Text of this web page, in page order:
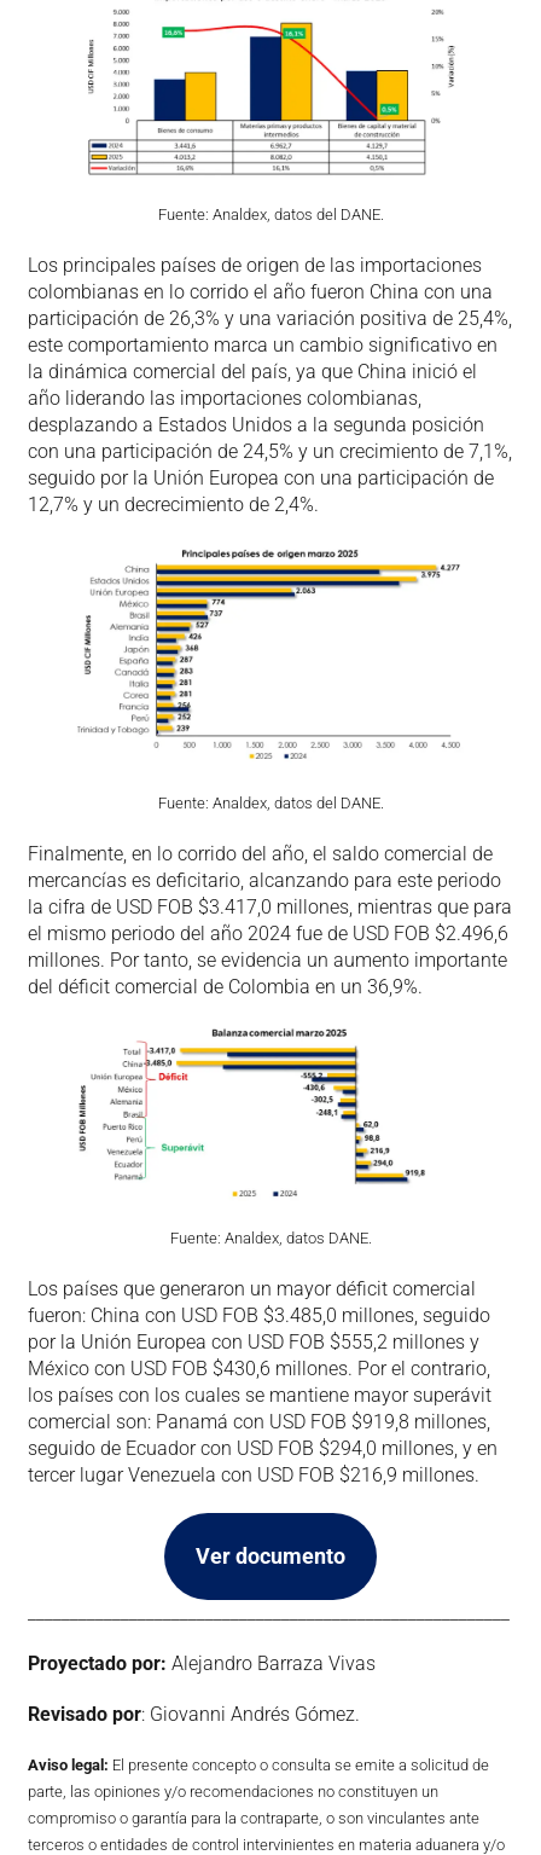
Fuente: Analdex, datos del DANE.
Los principales países de origen de las importaciones
colombianas en lo corrido el año fueron China con una
participación de 26,3% y una variación positiva de 25,4%,
este comportamiento marca un cambio significativo en
la dinámica comercial del país, ya que China inició el
año liderando las importaciones colombianas,
desplazando a Estados Unidos a la segunda posición
con una participación de 24,5% y un crecimiento de 7,1%,
seguido por la Unión Europea con una participación de
12,7% y un decrecimiento de 2,4%.
Fuente: Analdex, datos del DANE.
Finalmente, en lo corrido del año, el saldo comercial de
mercancías es deficitario, alcanzando para este periodo
la cifra de USD FOB $3.417,0 millones, mientras que para
el mismo periodo del año 2024 fue de USD FOB $2.496,6
millones. Por tanto, se evidencia un aumento importante
del déficit comercial de Colombia en un 36,9%.
Fuente: Analdex, datos DANE.
Los países que generaron un mayor déficit comercial
fueron: China con USD FOB $3.485,0 millones, seguido
por la Unión Europea con USD FOB $555,2 millones y
México con USD FOB $430,6 millones. Por el contrario,
los países con los cuales se mantiene mayor superávit
comercial son: Panamá con USD FOB $919,8 millones,
seguido de Ecuador con USD FOB $294,0 millones, y en
tercer lugar Venezuela con USD FOB $216,9 millones.
Ver documento
Proyectado por: Alejandro Barraza Vivas
Revisado por: Giovanni Andrés Gómez.
Aviso legal: El presente concepto o consulta se emite a solicitud de
parte, las opiniones y/o recomendaciones no constituyen un
compromiso o garantía para la contraparte, o son vinculantes ante
terceros o entidades de control intervinientes en materia aduanera y/o